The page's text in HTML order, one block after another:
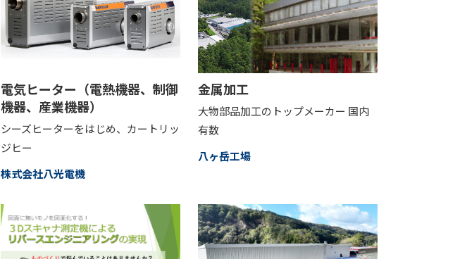
電気ヒーター（電熱機器、制御
機器、産業機器）
シーズヒーターをはじめ、カートリッ
ジヒー
株式会社八光電機
金属加工
大物部品加工のトップメーカー 国内
有数
八ヶ岳工場